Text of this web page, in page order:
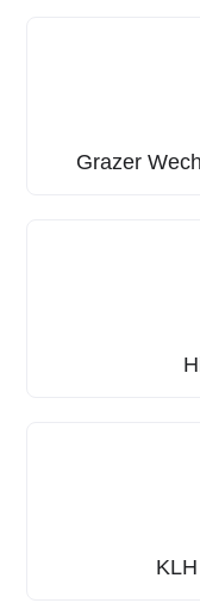
Grazer